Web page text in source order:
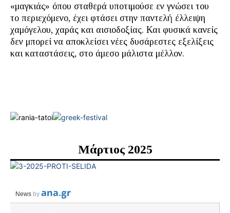
«μαγκιάς» όπου σταθερά υποτιμούσε εν γνώσει του
το περιεχόμενο, έχει φτάσει στην παντελή έλλειψη
χαμόγελου, χαράς και αισιοδοξίας. Και φυσικά κανείς
δεν μπορεί να αποκλείσει νέες δυσάρεστες εξελίξεις
και καταστάσεις, στο άμεσο μάλιστα μέλλον.
Μάρτιος 2025